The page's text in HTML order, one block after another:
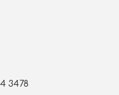
3478